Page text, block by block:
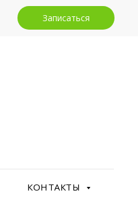
Записаться
КОНТАКТЫ